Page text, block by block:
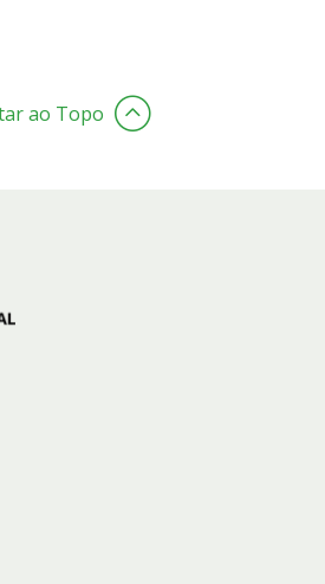
ao Topo